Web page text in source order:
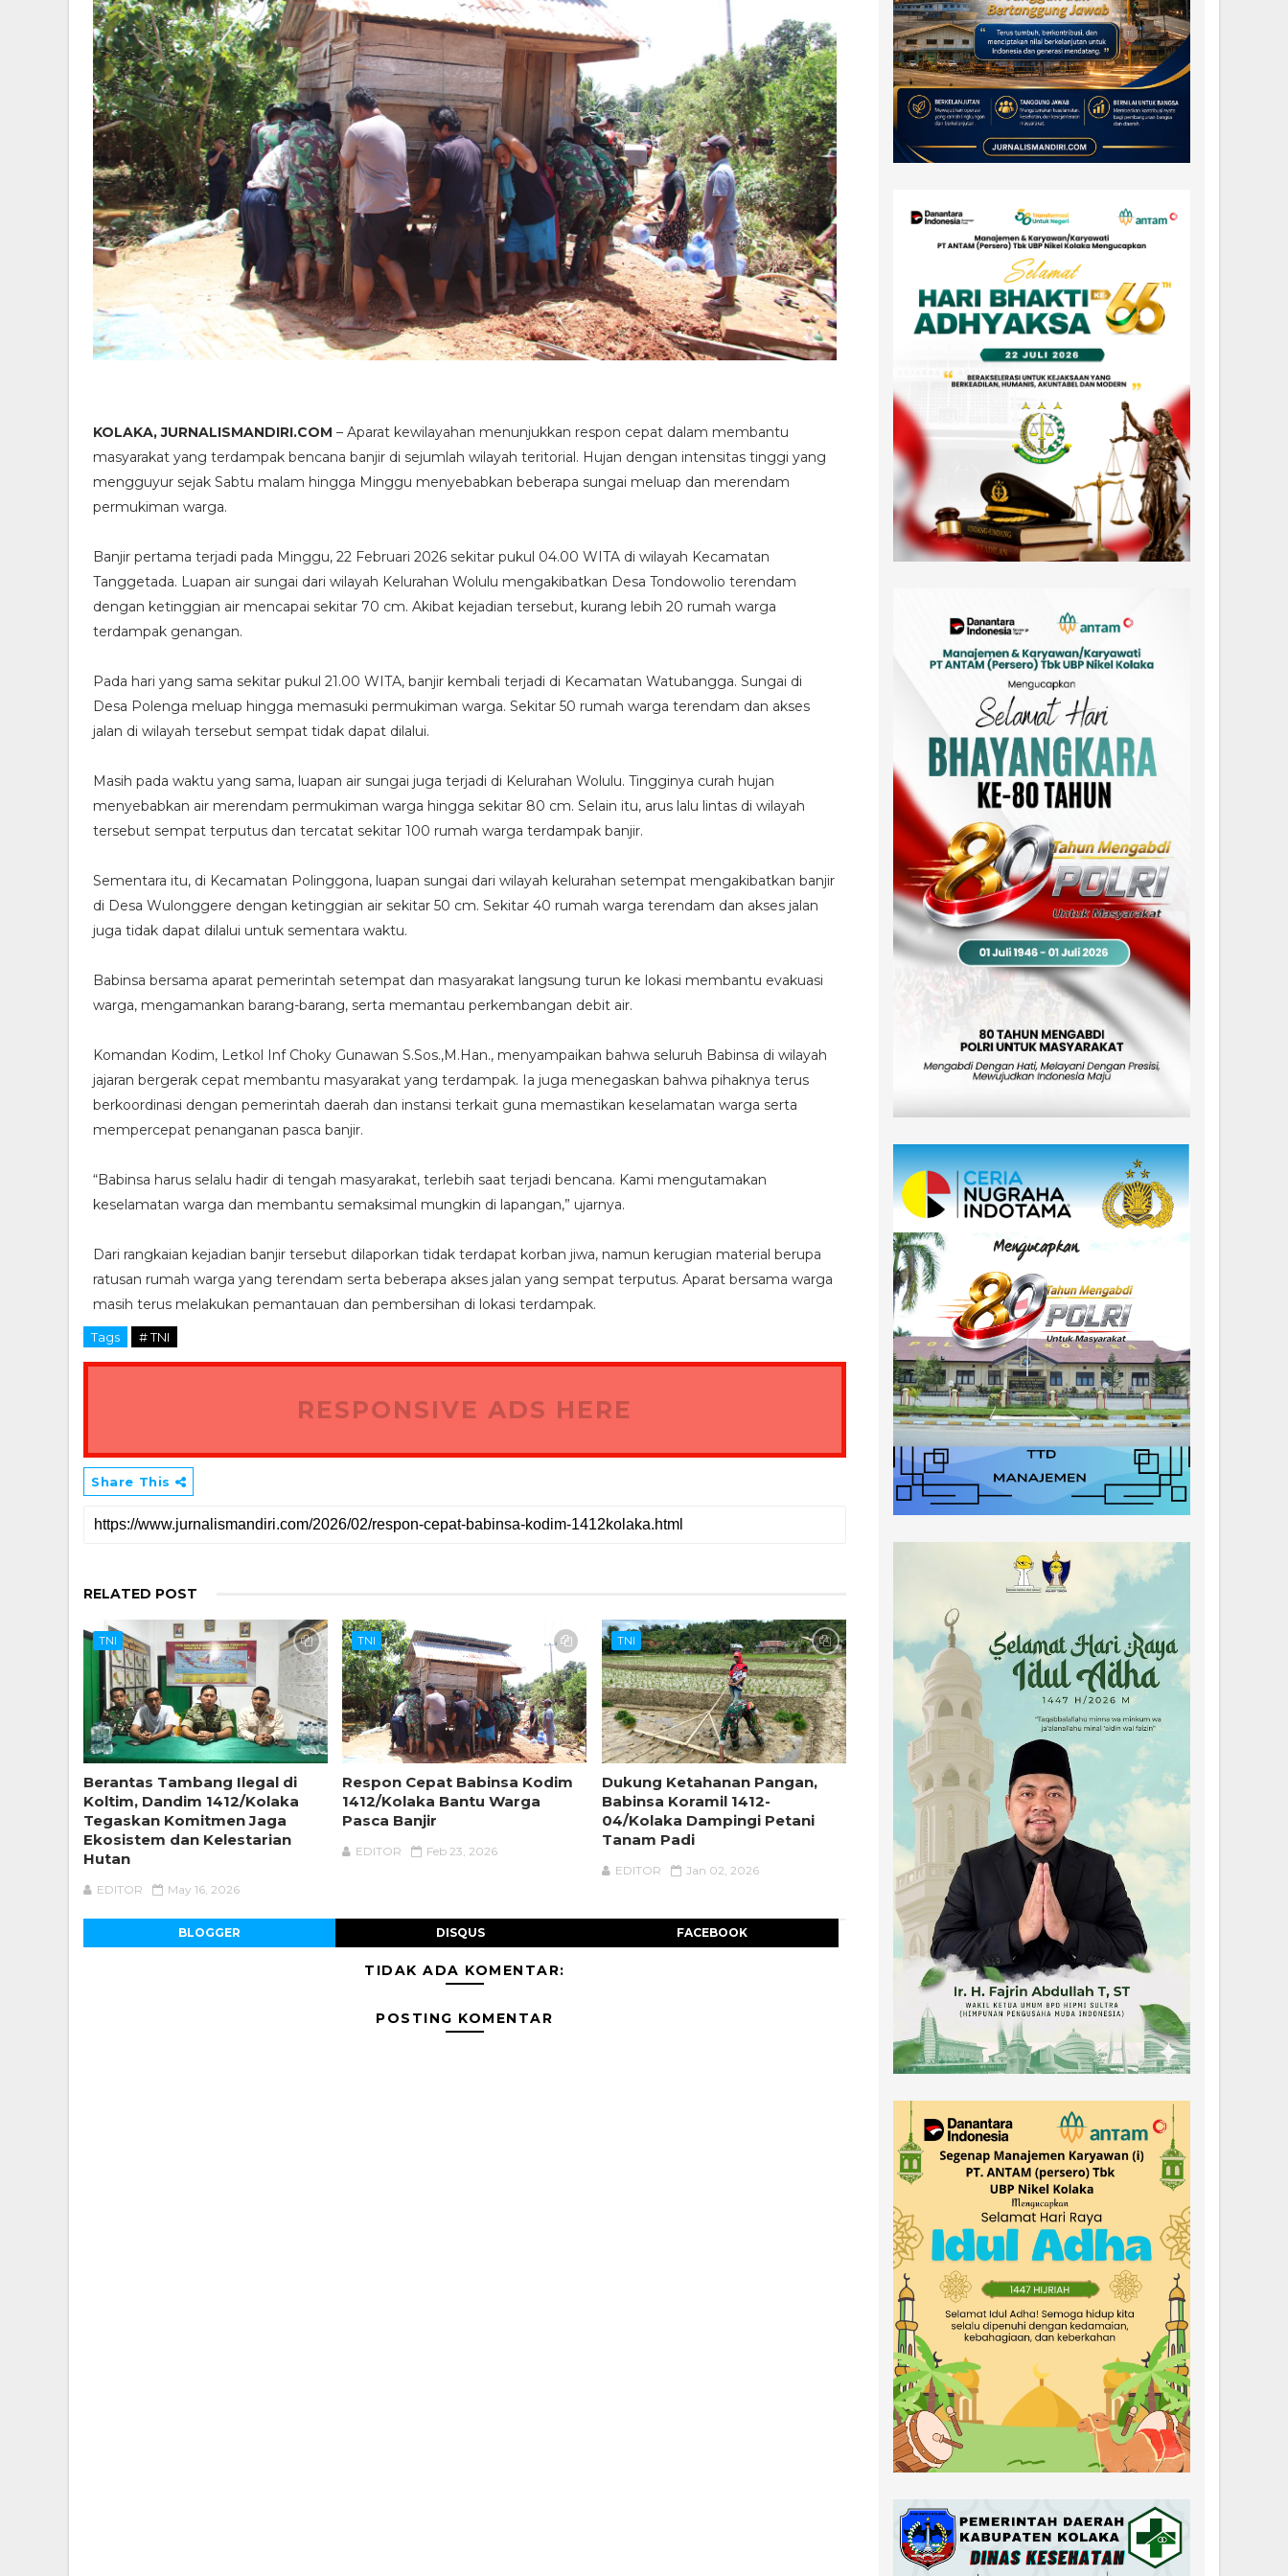
KOLAKA, JURNALISMANDIRI.COM – Aparat kewilayahan menunjukkan respon cepat dalam membantu
masyarakat yang terdampak bencana banjir di sejumlah wilayah teritorial. Hujan dengan intensitas tinggi yang
mengguyur sejak Sabtu malam hingga Minggu menyebabkan beberapa sungai meluap dan merendam
permukiman warga.
Banjir pertama terjadi pada Minggu, 22 Februari 2026 sekitar pukul 04.00 WITA di wilayah Kecamatan
Tanggetada. Luapan air sungai dari wilayah Kelurahan Wolulu mengakibatkan Desa Tondowolio terendam
dengan ketinggian air mencapai sekitar 70 cm. Akibat kejadian tersebut, kurang lebih 20 rumah warga
terdampak genangan.
Pada hari yang sama sekitar pukul 21.00 WITA, banjir kembali terjadi di Kecamatan Watubangga. Sungai di
Desa Polenga meluap hingga memasuki permukiman warga. Sekitar 50 rumah warga terendam dan akses
jalan di wilayah tersebut sempat tidak dapat dilalui.
Masih pada waktu yang sama, luapan air sungai juga terjadi di Kelurahan Wolulu. Tingginya curah hujan
menyebabkan air merendam permukiman warga hingga sekitar 80 cm. Selain itu, arus lalu lintas di wilayah
tersebut sempat terputus dan tercatat sekitar 100 rumah warga terdampak banjir.
Sementara itu, di Kecamatan Polinggona, luapan sungai dari wilayah kelurahan setempat mengakibatkan banjir
di Desa Wulonggere dengan ketinggian air sekitar 50 cm. Sekitar 40 rumah warga terendam dan akses jalan
juga tidak dapat dilalui untuk sementara waktu.
Babinsa bersama aparat pemerintah setempat dan masyarakat langsung turun ke lokasi membantu evakuasi
warga, mengamankan barang-barang, serta memantau perkembangan debit air.
Komandan Kodim, Letkol Inf Choky Gunawan S.Sos.,M.Han., menyampaikan bahwa seluruh Babinsa di wilayah
jajaran bergerak cepat membantu masyarakat yang terdampak. Ia juga menegaskan bahwa pihaknya terus
berkoordinasi dengan pemerintah daerah dan instansi terkait guna memastikan keselamatan warga serta
mempercepat penanganan pasca banjir.
“Babinsa harus selalu hadir di tengah masyarakat, terlebih saat terjadi bencana. Kami mengutamakan
keselamatan warga dan membantu semaksimal mungkin di lapangan,” ujarnya.
Dari rangkaian kejadian banjir tersebut dilaporkan tidak terdapat korban jiwa, namun kerugian material berupa
ratusan rumah warga yang terendam serta beberapa akses jalan yang sempat terputus. Aparat bersama warga
masih terus melakukan pemantauan dan pembersihan di lokasi terdampak.
Tags # TNI
RESPONSIVE ADS HERE
Share This
RELATED POST
TNI
Berantas Tambang Ilegal di
Koltim, Dandim 1412/Kolaka
Tegaskan Komitmen Jaga
Ekosistem dan Kelestarian
Hutan
EDITOR May 16, 2026
TNI
Respon Cepat Babinsa Kodim
1412/Kolaka Bantu Warga
Pasca Banjir
EDITOR Feb 23, 2026
TNI
Dukung Ketahanan Pangan,
Babinsa Koramil 1412-
04/Kolaka Dampingi Petani
Tanam Padi
EDITOR Jan 02, 2026
BLOGGER DISQUS FACEBOOK
TIDAK ADA KOMENTAR:
POSTING KOMENTAR